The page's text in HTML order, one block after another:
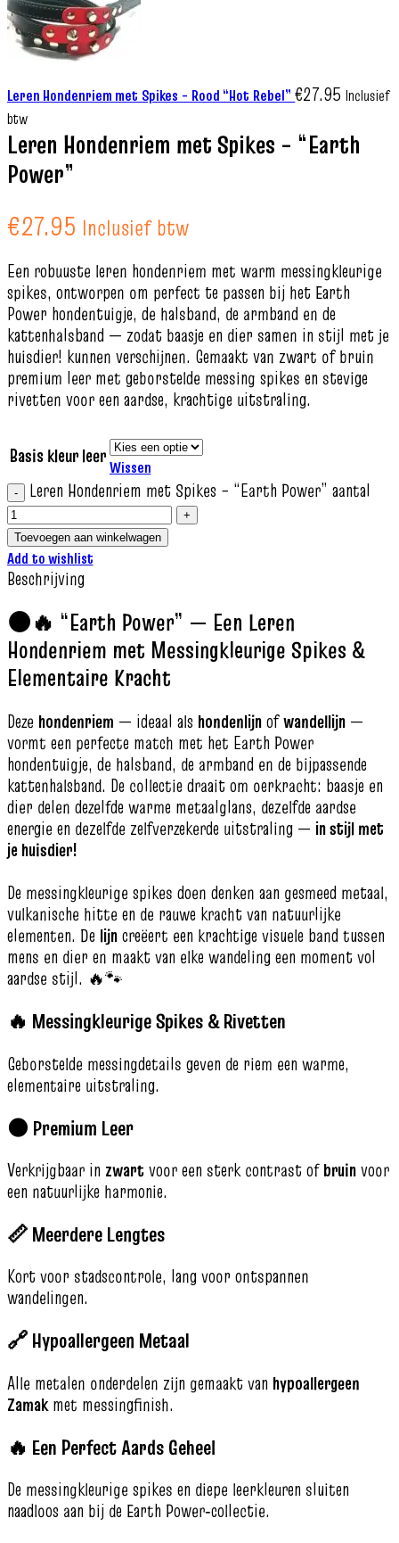
Leren Hondenriem met Spikes – Rood “Hot Rebel”€27.95 Inclusief
btw
Leren Hondenriem met Spikes – “Earth
Power”
€27.95 Inclusief btw
Een robuuste leren hondenriem met warm messingkleurige
spikes, ontworpen om perfect te passen bij het Earth
Power hondentuigje, de halsband, de armband en de
kattenhalsband — zodat baasje en dier samen in stijl met je
huisdier! kunnen verschijnen. Gemaakt van zwart of bruin
premium leer met geborstelde messing spikes en stevige
rivetten voor een aardse, krachtige uitstraling.
Basis kleur leerWissen
Leren Hondenriem met Spikes – “Earth Power” aantal
Toevoegen aan winkelwagen
Add to wishlist
Beschrijving
🌑🔥 “Earth Power” — Een Leren
Hondenriem met Messingkleurige Spikes &
Elementaire Kracht
Deze hondenriem — ideaal als hondenlijnofwandellijn —
vormt een perfecte match met het Earth Power
hondentuigje, de halsband, de armband en de bijpassende
kattenhalsband. De collectie draait om oerkracht: baasje en
dier delen dezelfde warme metaalglans, dezelfde aardse
energie en dezelfde zelfverzekerde uitstraling — in stijl met
je huisdier!
De messingkleurige spikes doen denken aan gesmeed metaal,
vulkanische hitte en de rauwe kracht van natuurlijke
elementen. De lijncreëert een krachtige visuele band tussen
mens en dier en maakt van elke wandeling een moment vol
aardse stijl. 🔥🐾
🔥 Messingkleurige Spikes & Rivetten
Geborstelde messingdetails geven de riem een warme,
elementaire uitstraling.
🌑 Premium Leer
Verkrijgbaar in zwartvoor een sterk contrast ofbruinvoor
een natuurlijke harmonie.
📏 Meerdere Lengtes
Kort voor stadscontrole, lang voor ontspannen
wandelingen.
🔗 Hypoallergeen Metaal
Alle metalen onderdelen zijn gemaakt van hypoallergeen
Zamakmet messingfinish.
🔥 Een Perfect Aards Geheel
De messingkleurige spikes en diepe leerkleuren sluiten
naadloos aan bij de Earth Power‑collectie.